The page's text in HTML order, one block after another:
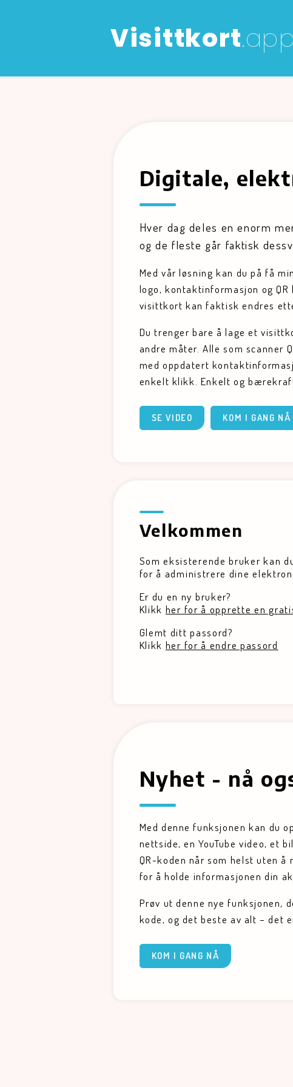
Visittkort.app
Visittkort.app
Digitale,
Hver dag deles en enorm
og de fleste går faktisk
Med vår løsning kan du på få
logo, kontaktinformasjon og
visittkort kan faktisk endres
Du trenger bare å lage et
andre måter. Alle som
med oppdatert
enkelt klikk. Enkelt og
SE VIDEO KOM I GANG NÅ
Velkommen
Som eksisterende bruker kan
for å administrere dine
Er du en ny bruker?
Klikk her for å opprette en
Glemt ditt passord?
Klikk her for å endre passord
Nyhet - nå
Med denne funksjonen kan du
nettside, en YouTube video, et
QR-koden når som helst uten
for å holde informasjonen din
Prøv ut denne nye funksjonen,
kode, og det beste av alt – det
KOM I GANG NÅ